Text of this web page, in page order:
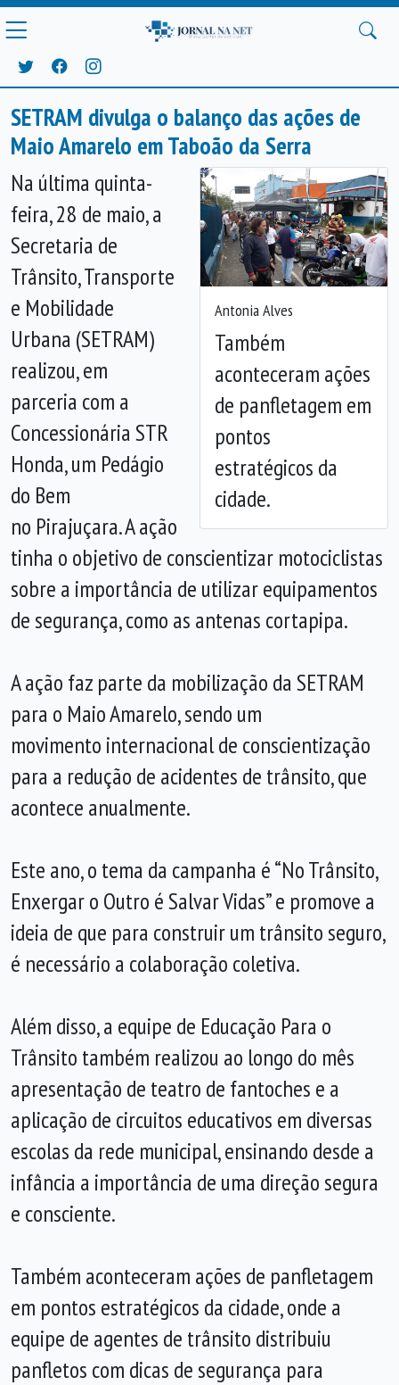
SETRAM divulga o balanço das ações de
Maio Amarelo em Taboão da Serra
Antonia Alves
Também
aconteceram ações
de panfletagem em
pontos
estratégicos da
cidade.
Na última quinta-
feira, 28 de maio, a
Secretaria de
Trânsito, Transporte
e Mobilidade
Urbana (SETRAM)
realizou, em
parceria com a
Concessionária STR
Honda, um Pedágio
do Bem
no Pirajuçara. A ação
tinha o objetivo de conscientizar motociclistas
sobre a importância de utilizar equipamentos
de segurança, como as antenas cortapipa.
A ação faz parte da mobilização da SETRAM
para o Maio Amarelo, sendo um
movimento internacional de conscientização
para a redução de acidentes de trânsito, que
acontece anualmente.
Este ano, o tema da campanha é “No Trânsito,
Enxergar o Outro é Salvar Vidas” e promove a
ideia de que para construir um trânsito seguro,
é necessário a colaboração coletiva.
Além disso, a equipe de Educação Para o
Trânsito também realizou ao longo do mês
apresentação de teatro de fantoches e a
aplicação de circuitos educativos em diversas
escolas da rede municipal, ensinando desde a
infância a importância de uma direção segura
e consciente.
Também aconteceram ações de panfletagem
em pontos estratégicos da cidade, onde a
equipe de agentes de trânsito distribuiu
panfletos com dicas de segurança para